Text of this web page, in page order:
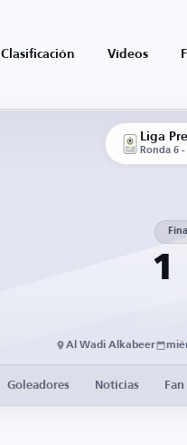
Clasificación Vídeos
Liga
Ronda 6
1
Al Wadi Alkabeer
Goleadores Noticias